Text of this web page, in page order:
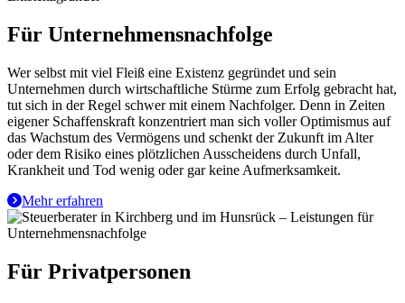
Für Unternehmensnachfolge
Wer selbst mit viel Fleiß eine Existenz gegründet und sein
Unternehmen durch wirtschaftliche Stürme zum Erfolg gebracht hat,
tut sich in der Regel schwer mit einem Nachfolger. Denn in Zeiten
eigener Schaffenskraft konzentriert man sich voller Optimismus auf
das Wachstum des Vermögens und schenkt der Zukunft im Alter
oder dem Risiko eines plötzlichen Ausscheidens durch Unfall,
Krankheit und Tod wenig oder gar keine Aufmerksamkeit.
Mehr erfahren
Für Privatpersonen